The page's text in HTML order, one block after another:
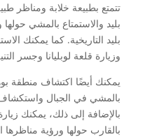
تتمتع بطبيعة خلابة ومناظر
بليد والاستمتاع بالمشي
بليد التاريخية. كما يمكنك
وزيارة قلعة لوبليانا وجسر
يمكنك أيضًا اكتشاف منطقة
بالمشي في الجبال واستكشاف
بالإضافة إلى ذلك، يمكنك
بالقارب حولها ورؤية مناظرها